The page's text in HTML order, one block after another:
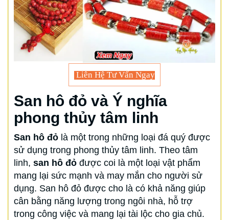
Liên Hệ Tư Vấn Ngay
San hô đỏ và Ý nghĩa
phong thủy tâm linh
San hô đỏ là một trong những loại đá quý được
sử dụng trong phong thủy tâm linh. Theo tâm
linh, san hô đỏ được coi là một loại vật phẩm
mang lại sức mạnh và may mắn cho người sử
dụng. San hô đỏ được cho là có khả năng giúp
cân bằng năng lượng trong ngôi nhà, hỗ trợ
trong công việc và mang lại tài lộc cho gia chủ.